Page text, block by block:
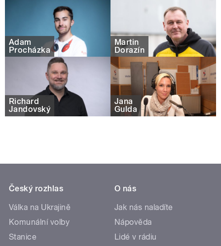
Adam
Procházka
Martin
Dorazín
Richard
Jandovský
Jana
Gulda
Český rozhlas
Válka na Ukrajině
Komunální volby
Stanice
O nás
Jak nás naladíte
Nápověda
Lidé v rádiu